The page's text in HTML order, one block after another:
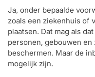
Ja, onder bepaalde
zoals een ziekenhuis of
plaatsen. Dat mag als
personen, gebouwen en
beschermen. Maar de
mogelijk zijn.